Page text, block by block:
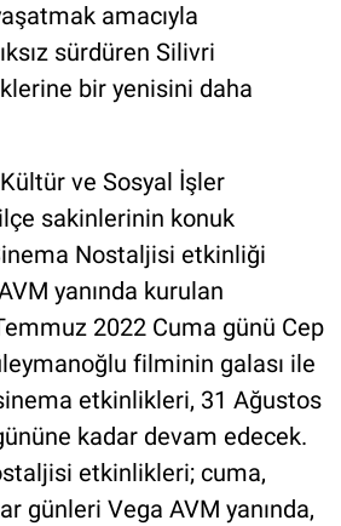
amacıyla
sürdüren Silivri
bir yenisini daha
ve Sosyal İşler
sakinlerinin konuk
Nostaljisi etkinliği
yanında kurulan
2022 Cuma günü Cep
filminin galası ile
etkinlikleri, 31 Ağustos
kadar devam edecek.
etkinlikleri; cuma,
günleri Vega AVM yanında,